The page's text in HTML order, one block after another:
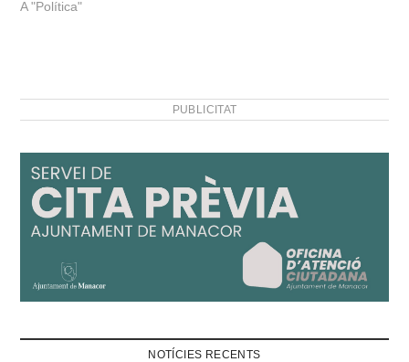
A "Política"
PUBLICITAT
NOTÍCIES RECENTS